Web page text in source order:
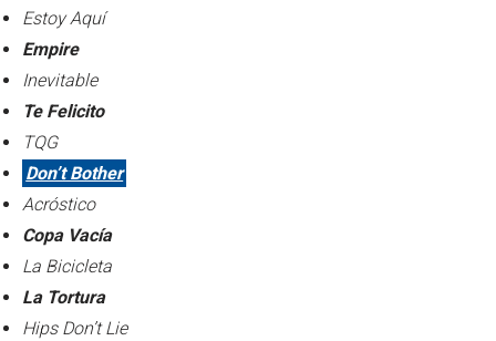
Estoy Aquí
Empire
Inevitable
Te Felicito
TQG
Don’t Bother
Acróstico
Copa Vacía
La Bicicleta
La Tortura
Hips Don’t Lie